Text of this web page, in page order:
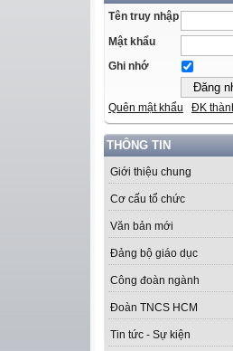
Tên truy nhập
Mật khẩu
Ghi nhớ
Quên mật khẩu ĐK
THÔNG TIN
Giới thiệu chung
Cơ cấu tổ chức
Văn bản mới
Đảng bộ giáo dục
Công đoàn ngành
Đoàn TNCS HCM
Tin tức - Sự kiện